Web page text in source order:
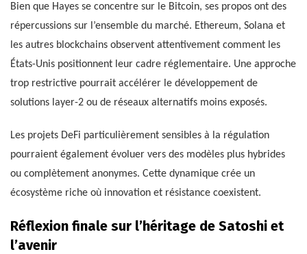
Bien que Hayes se concentre sur le Bitcoin, ses propos ont des
répercussions sur l’ensemble du marché. Ethereum, Solana et
les autres blockchains observent attentivement comment les
États-Unis positionnent leur cadre réglementaire. Une approche
trop restrictive pourrait accélérer le développement de
solutions layer-2 ou de réseaux alternatifs moins exposés.
Les projets DeFi particulièrement sensibles à la régulation
pourraient également évoluer vers des modèles plus hybrides
ou complètement anonymes. Cette dynamique crée un
écosystème riche où innovation et résistance coexistent.
Réflexion finale sur l’héritage de Satoshi et
l’avenir